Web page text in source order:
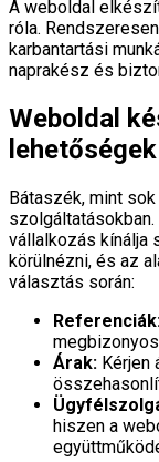
A weboldal
róla.
karbantartási
naprakész és
Weboldal
lehetőségek
Bátaszék, mint
vállalkozás kínálja
körülnézni, és az
választás során:
Árak: Kérjen
hiszen a